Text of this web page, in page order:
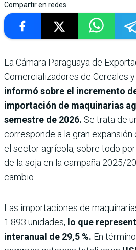
Compartir en redes
La Cámara Paraguaya de
Comercializadores de Cereales
informó sobre el incremento
importación de maquinarias
semestre de 2026. Se trata de
corresponde a la gran
el sector agrícola, sobre todo
de la soja en la campaña 2025/
cambio.
Las importaciones de
1.893 unidades, lo que
interanual de 29,5 %. En